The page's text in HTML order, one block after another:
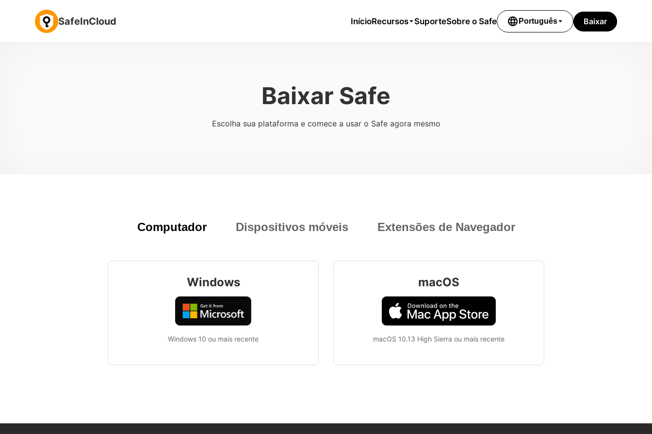
SafeInCloud InícioRecursos SuporteSobre o Safe language Português Baixar
Baixar Safe
Escolha sua plataforma e comece a usar o Safe agora mesmo
Computador Dispositivos móveis Extensões de Navegador
Windows
Windows 10 ou mais recente
macOS
macOS 10.13 High Sierra ou mais recente